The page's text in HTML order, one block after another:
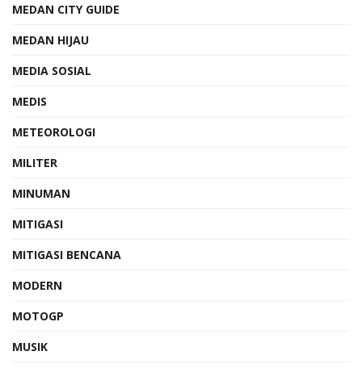
MEDAN CITY GUIDE
MEDAN HIJAU
MEDIA SOSIAL
MEDIS
METEOROLOGI
MILITER
MINUMAN
MITIGASI
MITIGASI BENCANA
MODERN
MOTOGP
MUSIK